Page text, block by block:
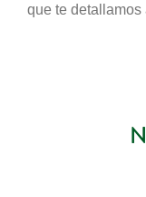
que te detallamos